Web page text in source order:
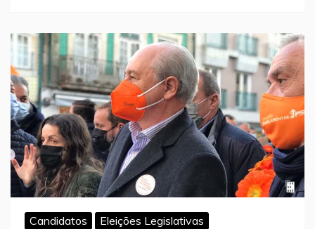
Candidatos
Eleições Legislativas